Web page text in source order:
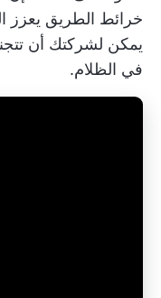
خرائط الطريق يعزز
يمكن لشركتك أن
في الظلام.